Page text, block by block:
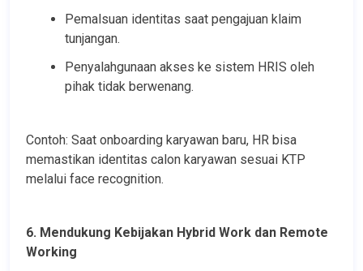
Pemalsuan identitas saat pengajuan klaim
tunjangan.
Penyalahgunaan akses ke sistem HRIS oleh
pihak tidak berwenang.
Contoh: Saat onboarding karyawan baru, HR bisa
memastikan identitas calon karyawan sesuai KTP
melalui face recognition.
6. Mendukung Kebijakan Hybrid Work dan Remote
Working